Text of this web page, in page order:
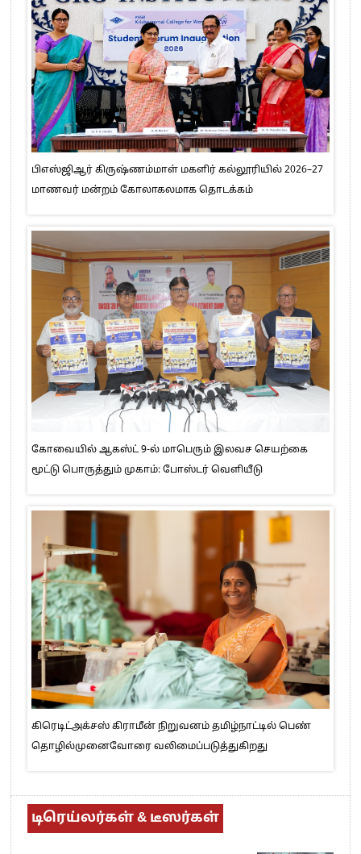
பிஎஸ்ஜிஆர் கிருஷ்ணம்மாள் மகளிர் கல்லூரியில் 2026–27
மாணவர் மன்றம் கோலாகலமாக தொடக்கம்
கோவையில் ஆகஸ்ட் 9-ல் மாபெரும் இலவச செயற்கை
மூட்டு பொருத்தும் முகாம்: போஸ்டர் வெளியீடு
கிரெடிட்அக்சஸ் கிராமீன் நிறுவனம் தமிழ்நாட்டில் பெண்
தொழில்முனைவோரை வலிமைப்படுத்துகிறது
டிரெய்லர்கள் & டீஸர்கள்